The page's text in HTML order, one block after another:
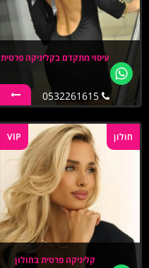
עיסוי מתקדם בקליניקה פרטית
0532261615
VIP חולון
קליניקה פרטית בחולון